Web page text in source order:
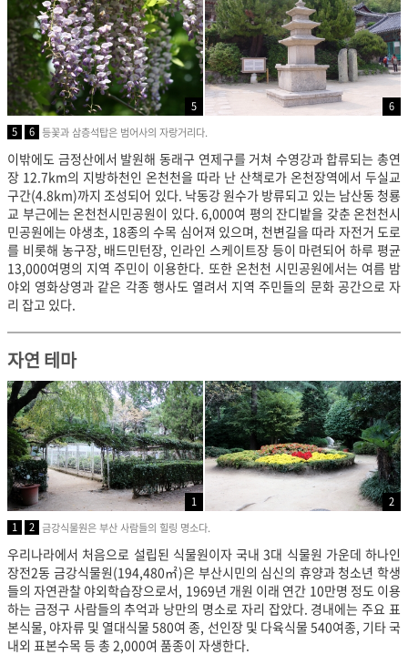
5
6
5
6 등꽃과 삼층석탑은 범어사의 자랑거리다.
이밖에도 금정산에서 발원해 동래구 연제구를 거쳐 수영강과 합류되는 총연
장 12.7km의 지방하천인 온천천을 따라 난 산책로가 온천장역에서 두실교
구간(4.8km)까지 조성되어 있다. 낙동강 원수가 방류되고 있는 남산동 청룡
교 부근에는 온천천시민공원이 있다. 6,000여 평의 잔디밭을 갖춘 온천천시
민공원에는 야생초, 18종의 수목 심어져 있으며, 천변길을 따라 자전거 도로
를 비롯해 농구장, 배드민턴장, 인라인 스케이트장 등이 마련되어 하루 평균
13,000여명의 지역 주민이 이용한다. 또한 온천천 시민공원에서는 여름 밤
야외 영화상영과 같은 각종 행사도 열려서 지역 주민들의 문화 공간으로 자
리 잡고 있다.
자연 테마
1
2
1
2 금강식물원은 부산 사람들의 힐링 명소다.
우리나라에서 처음으로 설립된 식물원이자 국내 3대 식물원 가운데 하나인
장전2동 금강식물원(194,480㎡)은 부산시민의 심신의 휴양과 청소년 학생
들의 자연관찰 야외학습장으로서, 1969년 개원 이래 연간 10만명 정도 이용
하는 금정구 사람들의 추억과 낭만의 명소로 자리 잡았다. 경내에는 주요 표
본식물, 야자류 및 열대식물 580여 종, 선인장 및 다육식물 540여종, 기타 국
내외 표본수목 등 총 2,000여 품종이 자생한다.